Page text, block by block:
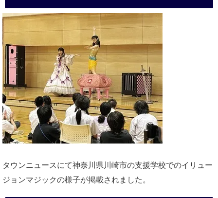
タウンニュースにて神奈川県川崎市の支援学校でのイリュー
ジョンマジックの様子が掲載されました。